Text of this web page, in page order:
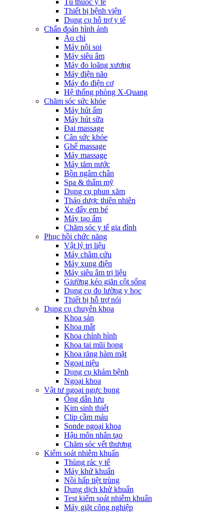
Tủ thuốc y tế
Thiết bị bệnh viện
Dụng cụ hỗ trợ y tế
Chẩn đoán hình ảnh
Áo chì
Máy nội soi
Máy siêu âm
Máy đo loãng xương
Máy điện não
Máy đo điện cơ
Hệ thống phòng X-Quang
Chăm sóc sức khỏe
Máy hút ẩm
Máy hút sữa
Đai massage
Cân sức khỏe
Ghế massage
Máy massage
Máy tăm nước
Bồn ngâm chân
Spa & thẩm mỹ
Dụng cụ phun xăm
Thảo dược thiên nhiên
Xe đẩy em bé
Máy tạo ẩm
Chăm sóc y tế gia đình
Phục hồi chức năng
Vật lý trị liệu
Máy châm cứu
Máy xung điện
Máy siêu âm trị liệu
Giường kéo giãn cột sống
Dụng cụ đo lường y học
Thiết bị hỗ trợ nói
Dụng cụ chuyên khoa
Khoa sản
Khoa mắt
Khoa chỉnh hình
Khoa tai mũi họng
Khoa răng hàm mặt
Ngoại niệu
Dụng cụ khám bệnh
Ngoại khoa
Vật tư ngoại ngực bụng
Ống dẫn lưu
Kim sinh thiết
Clip cầm máu
Sonde ngoại khoa
Hậu môn nhân tạo
Chăm sóc vết thương
Kiểm soát nhiễm khuẩn
Thùng rác y tế
Máy khử khuẩn
Nồi hấp tiệt trùng
Dung dịch khử khuẩn
Test kiểm soát nhiễm khuẩn
Máy giặt công nghiệp